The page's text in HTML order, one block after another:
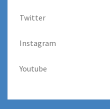
Twitter
Instagram
Youtube